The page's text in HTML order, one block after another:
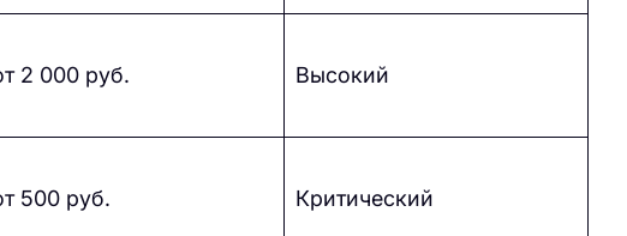
2 000 руб. Высокий
500 руб. Критический